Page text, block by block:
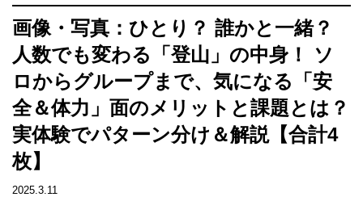
画像・写真：ひとり？ 誰かと一緒？
人数でも変わる「登山」の中身！ ソ
ロからグループまで、気になる「安
全＆体力」面のメリットと課題とは？
実体験でパターン分け＆解説【合計4
枚】
2025.3.11